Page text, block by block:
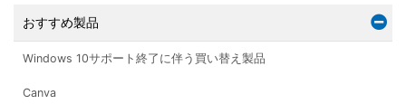
おすすめ製品
Windows 10サポート終了に伴う買い替え製品
Canva